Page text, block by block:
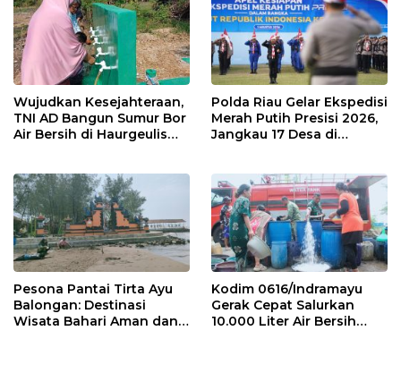
Wujudkan Kesejahteraan,
TNI AD Bangun Sumur Bor
Air Bersih di Haurgeulis
Polda Riau Gelar Ekspedisi
Merah Putih Presisi 2026,
Jangkau 17 Desa di
Pesona Pantai Tirta Ayu
Balongan: Destinasi
Wisata Bahari Aman dan
Kodim 0616/Indramayu
Gerak Cepat Salurkan
10.000 Liter Air Bersih